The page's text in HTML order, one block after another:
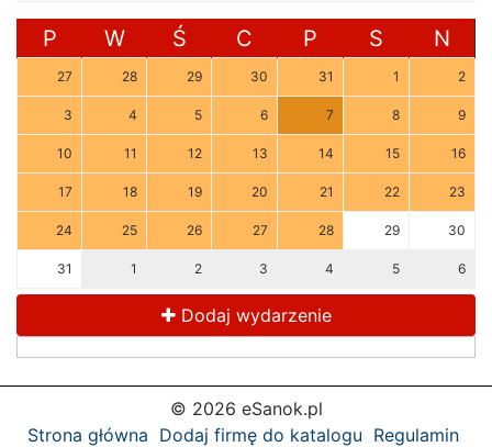
P W Ś C P S N
27 28 29 30 31 1 2
3 4 5 6 7 8 9
10 11 12 13 14 15 16
17 18 19 20 21 22 23
24 25 26 27 28 29 30
31 1 2 3 4 5 6
Dodaj wydarzenie
© 2026 eSanok.pl
Strona główna Dodaj firmę do katalogu Regulamin